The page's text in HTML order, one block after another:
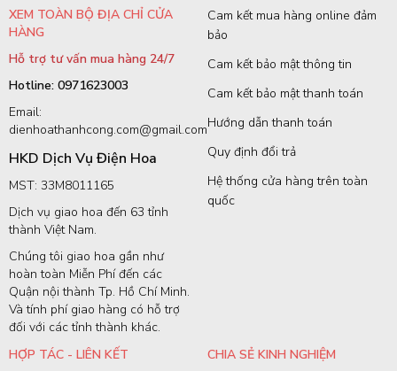
XEM TOÀN BỘ ĐỊA CHỈ CỬA
HÀNG
Hỗ trợ tư vấn mua hàng 24/7
Hotline: 0971623003
Email:
dienhoathanhcong.com@gmail.com
HKD Dịch Vụ Điện Hoa
MST: 33M8011165
Dịch vụ giao hoa đến 63 tỉnh
thành Việt Nam.
Chúng tôi giao hoa gần như
hoàn toàn Miễn Phí đến các
Quận nội thành Tp. Hồ Chí Minh.
Và tính phí giao hàng có hỗ trợ
đối với các tỉnh thành khác.
Cam kết mua hàng online đảm
bảo
Cam kết bảo mật thông tin
Cam kết bảo mật thanh toán
Hướng dẫn thanh toán
Quy định đổi trả
Hệ thống cửa hàng trên toàn
quốc
HỢP TÁC - LIÊN KẾT
CHIA SẺ KINH NGHIỆM